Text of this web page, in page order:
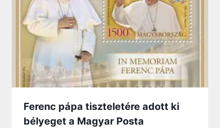
Ferenc pápa tiszteletére adott ki
bélyeget a Magyar Posta